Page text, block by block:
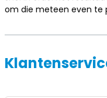
om die meteen even te